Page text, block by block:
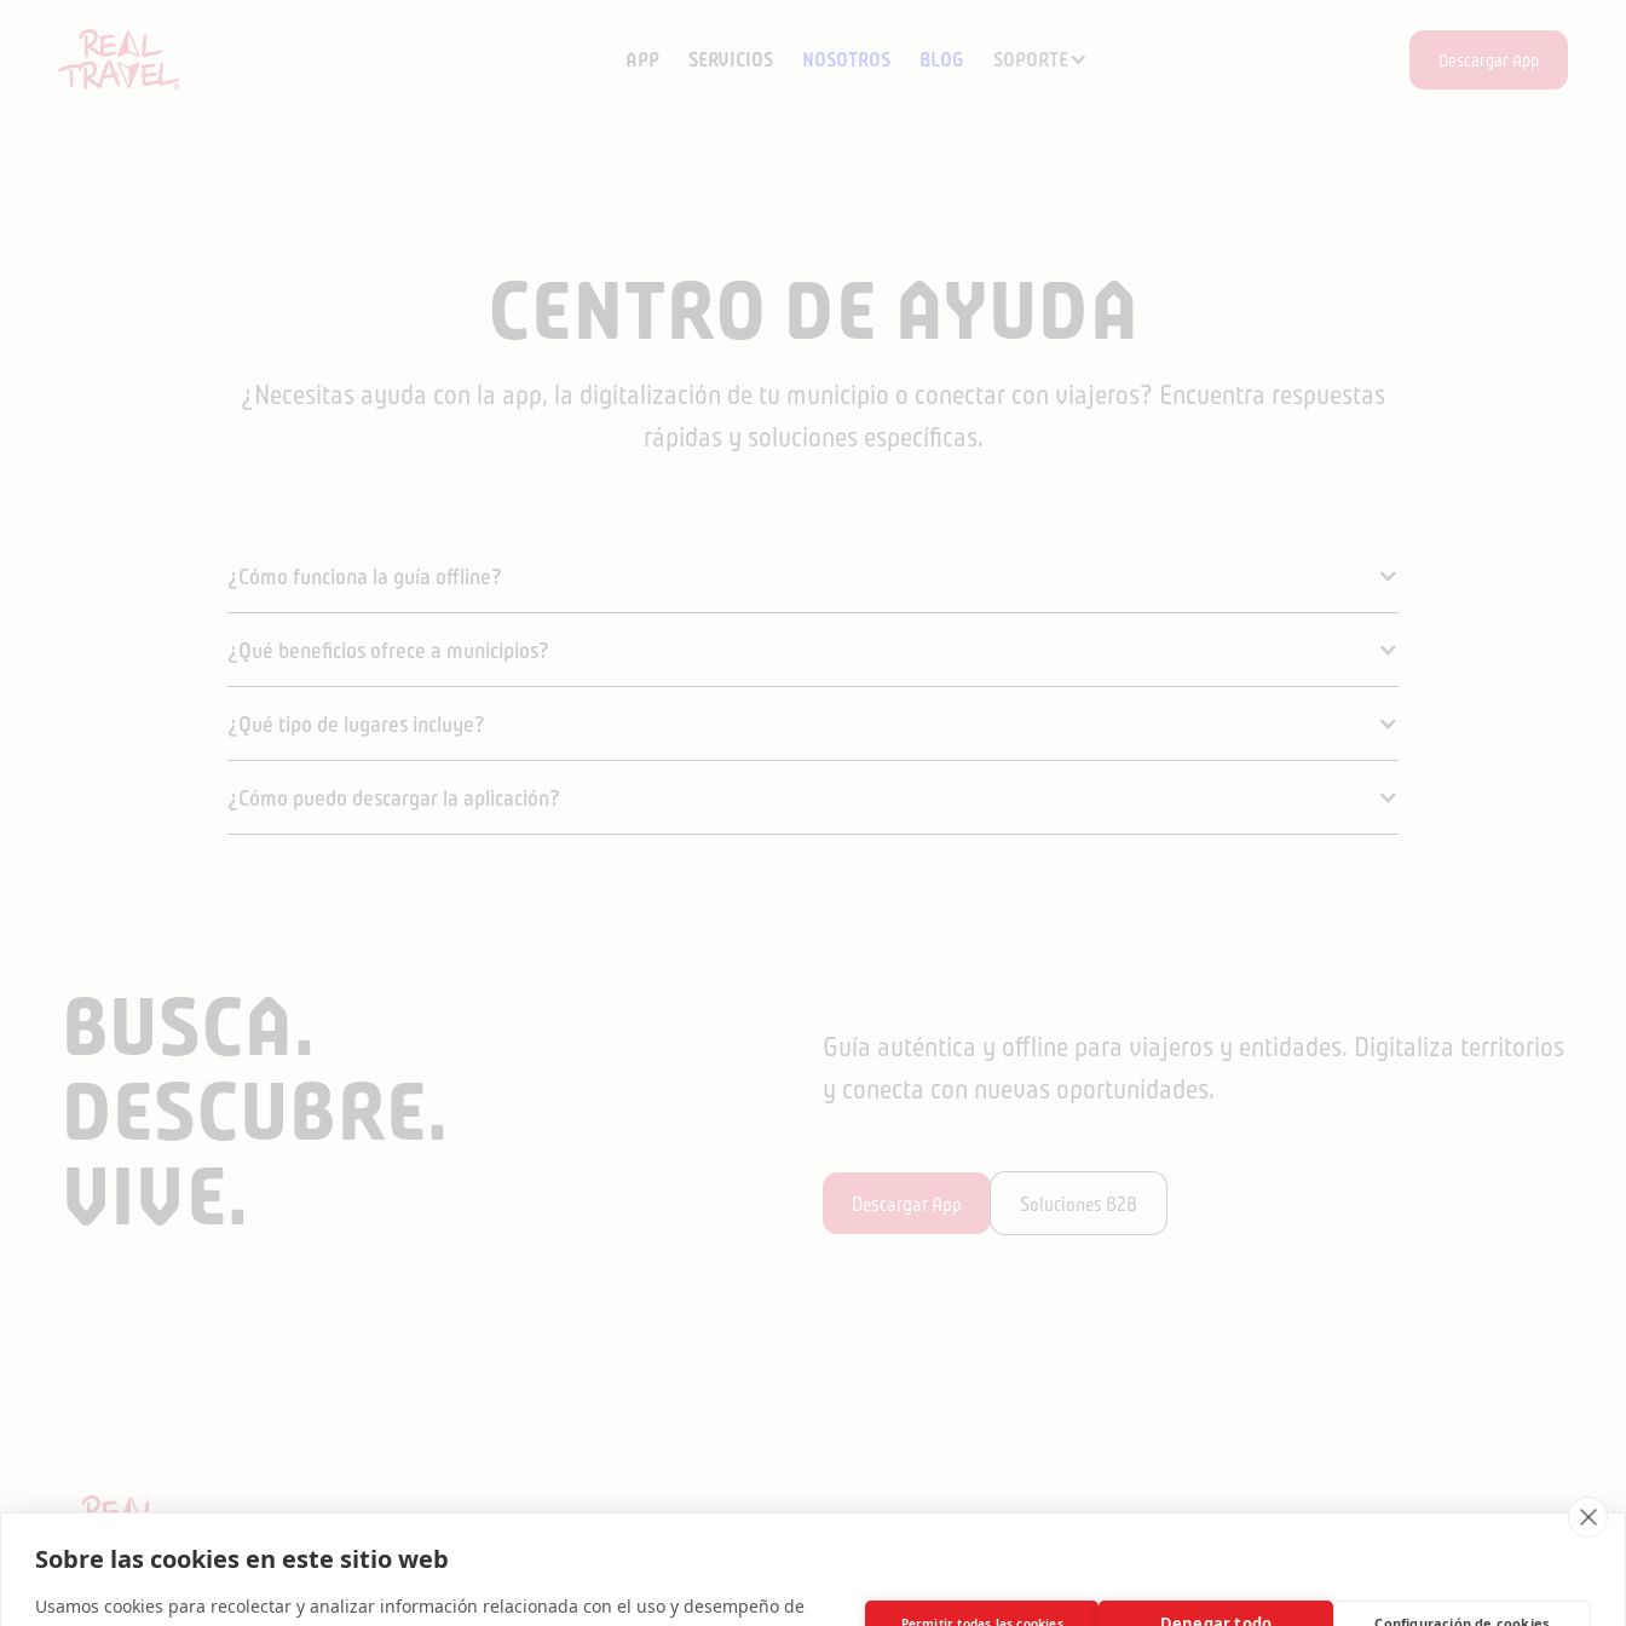
APP SERVICIOS NOSOTROS BLOG SOPORTE Descargar App
CENTRO DE AYUDA
¿Necesitas ayuda con la app, la digitalización de tu municipio o conectar con viajeros? Encuentra respuestas
rápidas y soluciones específicas.
¿Cómo funciona la guía offline?
¿Qué beneficios ofrece a municipios?
¿Qué tipo de lugares incluye?
¿Cómo puedo descargar la aplicación?
BUSCA.
DESCUBRE.
VIVE.
Guía auténtica y offline para viajeros y entidades. Digitaliza territorios
y conecta con nuevas oportunidades.
Descargar App Soluciones B2B
Sobre las cookies en este sitio web
Usamos cookies para recolectar y analizar información relacionada con el uso y desempeño de